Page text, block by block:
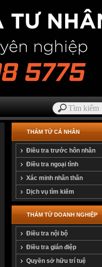
THÁM TỬ CÁ NHÂN
Điều tra trước hôn nhân
Điều tra ngoại tình
Xác minh nhân thân
Dịch vụ tìm kiếm
THÁM TỬ DOANH NGHIỆP
Điều tra nội bộ
Điều tra gián điệp
Quyền sở hữu trí tuệ